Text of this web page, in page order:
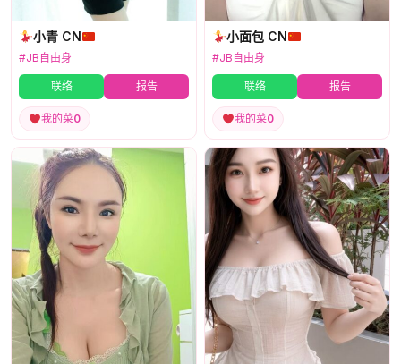
小青 CN
#JB自由身
联络 报告
我的菜0
小面包 CN
#JB自由身
联络 报告
我的菜0